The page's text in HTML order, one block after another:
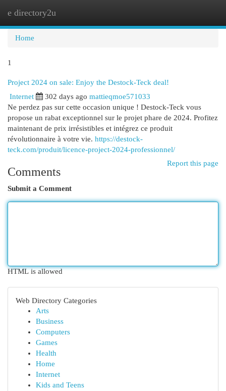
e directory2u
Home
1
Project 2024 on sale: Enjoy the Destock-Teck deal!
Internet 302 days ago mattieqmoe571033
Ne perdez pas sur cette occasion unique ! Destock-Teck vous
propose un rabat exceptionnel sur le projet phare de 2024. Profitez
maintenant de prix irrésistibles et intégrez ce produit
révolutionnaire à votre vie. https://destock-
teck.com/produit/licence-project-2024-professionnel/
Report this page
Comments
Submit a Comment
HTML is allowed
Web Directory Categories
Arts
Business
Computers
Games
Health
Home
Internet
Kids and Teens